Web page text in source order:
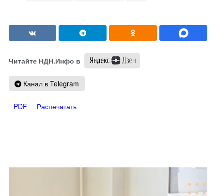
Читайте НДН.Инфо в
Канал в Telegram
PDF Распечатать